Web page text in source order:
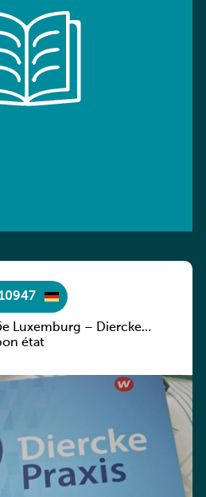
Luxemburg – Diercke
état